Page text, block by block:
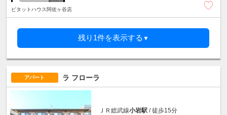
ピタットハウス阿佐ヶ谷店
残り1件を表示する ▼
アパート ラ フローラ
ＪＲ総武線小岩駅 / 徒歩15分